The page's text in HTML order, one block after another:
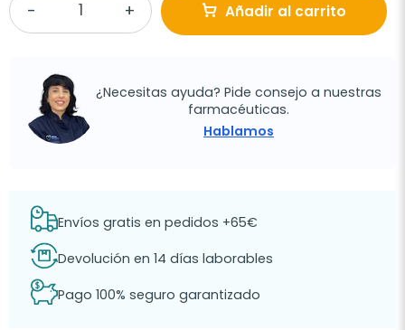
Añadir al carrito
¿Necesitas ayuda? Pide consejo a nuestras
farmacéuticas.
Hablamos
Envíos gratis en pedidos +65€
Devolución en 14 días laborables
Pago 100% seguro garantizado